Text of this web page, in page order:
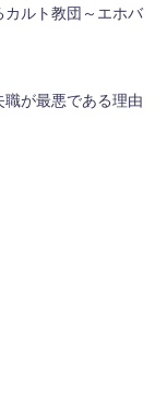
カルト教団～エホバ
職が最悪である理由